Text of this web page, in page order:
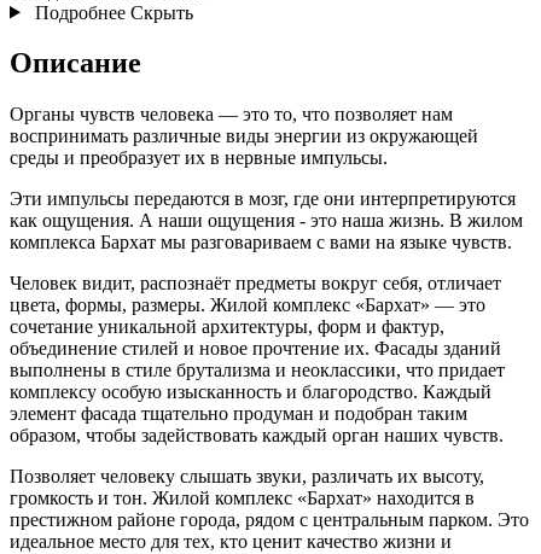
Подробнее Скрыть
Описание
Органы чувств человека — это то, что позволяет нам
воспринимать различные виды энергии из окружающей
среды и преобразует их в нервные импульсы.
Эти импульсы передаются в мозг, где они интерпретируются
как ощущения. А наши ощущения - это наша жизнь. В жилом
комплекса Бархат мы разговариваем с вами на языке чувств.
Человек видит, распознаёт предметы вокруг себя, отличает
цвета, формы, размеры. Жилой комплекс «Бархат» — это
сочетание уникальной архитектуры, форм и фактур,
объединение стилей и новое прочтение их. Фасады зданий
выполнены в стиле брутализма и неоклассики, что придает
комплексу особую изысканность и благородство. Каждый
элемент фасада тщательно продуман и подобран таким
образом, чтобы задействовать каждый орган наших чувств.
Позволяет человеку слышать звуки, различать их высоту,
громкость и тон. Жилой комплекс «Бархат» находится в
престижном районе города, рядом с центральным парком. Это
идеальное место для тех, кто ценит качество жизни и